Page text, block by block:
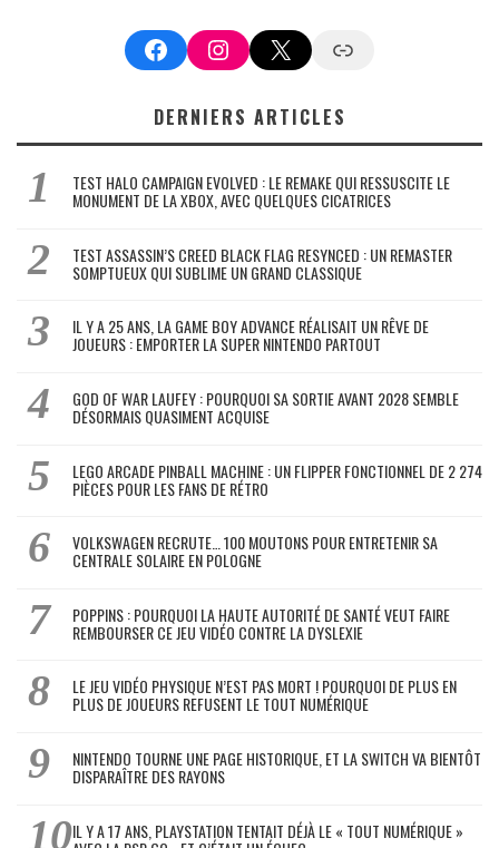
FacebookInstagram
X Google News
DERNIERS ARTICLES
TEST HALO CAMPAIGN EVOLVED : LE REMAKE QUI RESSUSCITE LE
MONUMENT DE LA XBOX, AVEC QUELQUES CICATRICES
TEST ASSASSIN’S CREED BLACK FLAG RESYNCED : UN REMASTER
SOMPTUEUX QUI SUBLIME UN GRAND CLASSIQUE
IL Y A 25 ANS, LA GAME BOY ADVANCE RÉALISAIT UN RÊVE DE
JOUEURS : EMPORTER LA SUPER NINTENDO PARTOUT
GOD OF WAR LAUFEY : POURQUOI SA SORTIE AVANT 2028 SEMBLE
DÉSORMAIS QUASIMENT ACQUISE
LEGO ARCADE PINBALL MACHINE : UN FLIPPER FONCTIONNEL DE 2 274
PIÈCES POUR LES FANS DE RÉTRO
VOLKSWAGEN RECRUTE… 100 MOUTONS POUR ENTRETENIR SA
CENTRALE SOLAIRE EN POLOGNE
POPPINS : POURQUOI LA HAUTE AUTORITÉ DE SANTÉ VEUT FAIRE
REMBOURSER CE JEU VIDÉO CONTRE LA DYSLEXIE
LE JEU VIDÉO PHYSIQUE N’EST PAS MORT ! POURQUOI DE PLUS EN
PLUS DE JOUEURS REFUSENT LE TOUT NUMÉRIQUE
NINTENDO TOURNE UNE PAGE HISTORIQUE, ET LA SWITCH VA BIENTÔT
DISPARAÎTRE DES RAYONS
IL Y A 17 ANS, PLAYSTATION TENTAIT DÉJÀ LE « TOUT NUMÉRIQUE »